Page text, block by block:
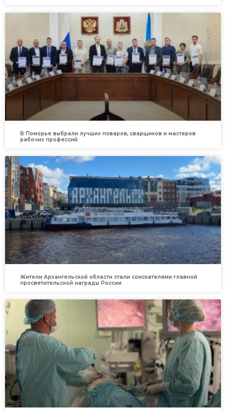
В Поморье выбрали лучших поваров, сварщиков и мастеров
рабочих профессий
Жители Архангельской области стали соискателями главной
просветительской награды России